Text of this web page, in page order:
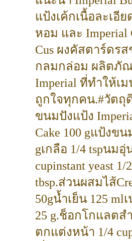
แป้งเค้กเนื้อละเอี
หอม และ Imperial
Cus ผงคัสตาร์ดร
กลมกล่อม ผลิตภั
Imperial ที่ทำให้เ
ถูกใจทุกคน.#วัตถุ
ขนมปังแป้ง
Cake 100 gแป้งขน
gเกลือ 1/4 tspนมอุ่
cupinstant yeast 1/
tbsp.ส่วนผสมไส้
50gน้ำเย็น 125 ml
25 g.ช็อกโกแลตส
ตกแต่งหน้า 1/4